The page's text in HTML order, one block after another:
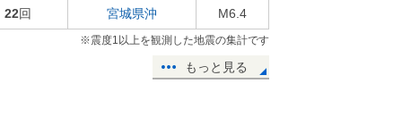
22回 宮城県沖 M6.4
※震度1以上を観測した地震の集計です
もっと見る